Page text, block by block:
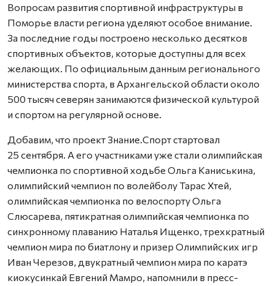
Вопросам развития спортивной инфраструктуры в
Поморье власти региона уделяют особое внимание.
За последние годы построено несколько десятков
спортивных объектов, которые доступны для всех
желающих. По официальным данным регионального
министерства спорта, в Архангельской области около
500 тысяч северян занимаются физической культурой
и спортом на регулярной основе.
Добавим, что проект Знание.Спорт стартовал
25 сентября. А его участниками уже стали олимпийская
чемпионка по спортивной ходьбе Ольга Каниськина,
олимпийский чемпион по волейболу Тарас Хтей,
олимпийская чемпионка по велоспорту Ольга
Слюсарева, пятикратная олимпийская чемпионка по
синхронному плаванию Наталья Ищенко, трехкратный
чемпион мира по биатлону и призер Олимпийских игр
Иван Черезов, двукратный чемпион мира по каратэ
киокусинкай Евгений Мамро, напомнили в пресс-